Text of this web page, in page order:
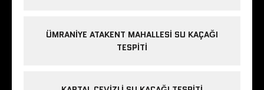
ÜMRANIYE ATAKENT MAHALLESI SU KAÇAĞI
TESPITI